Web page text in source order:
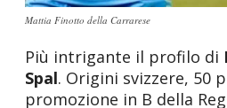
Mattia Finotto della Carrarese
Più intrigante il profilo di
Spal. Origini svizzere, 50
promozione in B della